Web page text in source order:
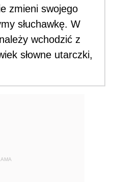
zmieni swojego
słuchawkę. W
wchodzić z
słowne utarczki,